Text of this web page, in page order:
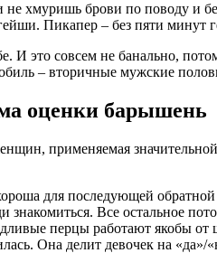
хмуришь брови по поводу и
Пикапер – без пяти минут
И это совсем не банально,
– вторичные мужские
оценки барышень
применяемая
для последующей
знакомиться. Все остальное
перцы работают якобы от
Она делит девочек на «да»/